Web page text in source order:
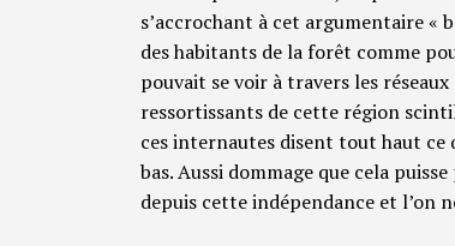
s’accrochant à cet argumentaire «
des habitants de la forêt comme
pouvait se voir à travers les
ressortissants de cette région
ces internautes disent tout haut
bas. Aussi dommage que cela
depuis cette indépendance et l’on